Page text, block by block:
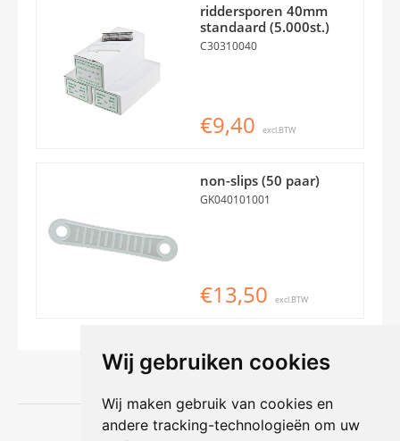
Wij gebruiken cookies
Wij maken gebruik van cookies en
andere tracking-technologieën om uw
riddersporen 40mm
standaard (5.000st.)
C30310040
€9,40 excl.BTW
non-slips (50 paar)
GK040101001
€13,50 excl.BTW